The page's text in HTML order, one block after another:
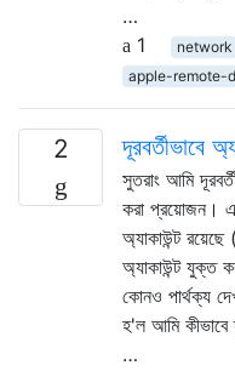
…
1
network
apple-remote-
2 দূরবর্তীভাবে
সুতরাং আমি
করা প্রয়োজন।
অ্যাকাউন্ট
অ্যাকাউন্ট যুক্ত
কোনও পার্থক্য
হ'ল আমি কীভাবে
…